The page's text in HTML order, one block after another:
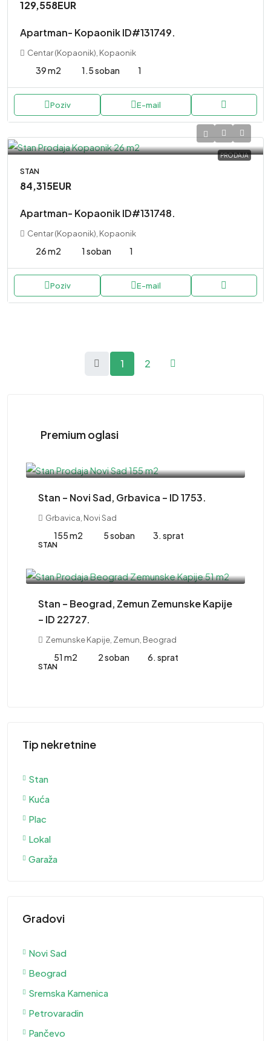
129,558EUR
Apartman- Kopaonik ID#131749.
Centar (Kopaonik), Kopaonik
39 m2 1.5 soban 1
Poziv E-mail
PRODAJA
STAN
84,315EUR
Apartman- Kopaonik ID#131748.
Centar (Kopaonik), Kopaonik
26 m2 1 soban 1
Poziv E-mail
1 2
Premium oglasi
Stan – Novi Sad, Grbavica – ID 1753.
Grbavica, Novi Sad
155 m2 5 soban 3. sprat
STAN
Stan – Beograd, Zemun Zemunske Kapije
– ID 22727.
Zemunske Kapije, Zemun, Beograd
51 m2 2 soban 6. sprat
STAN
Tip nekretnine
Stan
Kuća
Plac
Lokal
Garaža
Gradovi
Novi Sad
Beograd
Sremska Kamenica
Petrovaradin
Pančevo